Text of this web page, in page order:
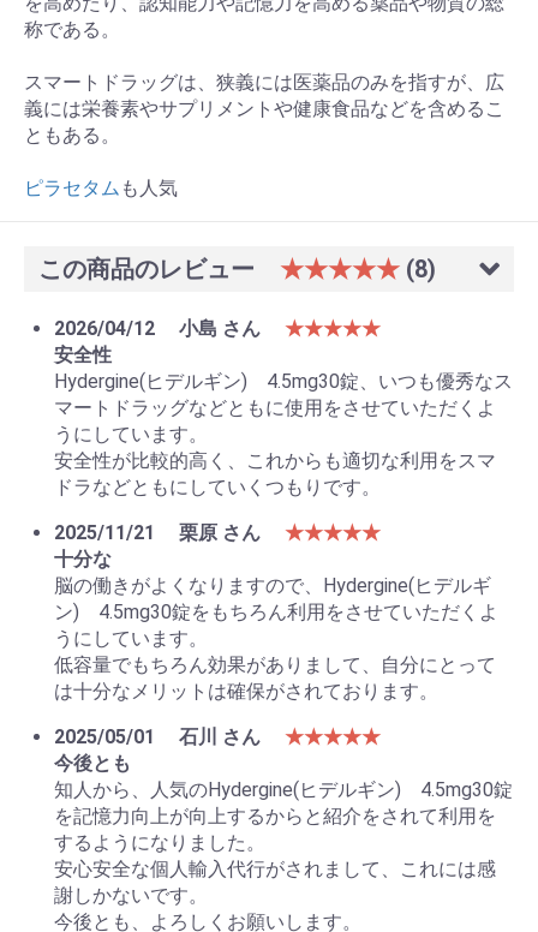
お買い物を続ける カートへ進む
称である。
スマートドラッグは、狭義には医薬品のみを指すが、広
義には栄養素やサプリメントや健康食品などを含めるこ
ともある。
ピラセタム も人気
この商品のレビュー ★★★★★ (8)
2026/04/12 小島 さん
★★★★★
安全性
Hydergine(ヒデルギン) 4.5mg30錠、いつも優秀なス
マートドラッグなどともに使用をさせていただくよ
うにしています。
安全性が比較的高く、これからも適切な利用をスマ
ドラなどともにしていくつもりです。
2025/11/21
栗原 さん
★★★★★
十分な
脳の働きがよくなりますので、Hydergine(ヒデルギ
ン) 4.5mg30錠をもちろん利用をさせていただくよ
うにしています。
低容量でもちろん効果がありまして、自分にとって
は十分なメリットは確保がされております。
2025/05/01
石川 さん
★★★★★
今後とも
知人から、人気のHydergine(ヒデルギン) 4.5mg30錠
を記憶力向上が向上するからと紹介をされて利用を
するようになりました。
安心安全な個人輸入代行がされまして、これには感
謝しかないです。
今後とも、よろしくお願いします。